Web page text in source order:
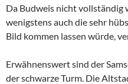
Da Budweis nicht vollständig
wenigstens auch die sehr
Bild kommen lassen würde,
Erwähnenswert sind der
der schwarze Turm. Die